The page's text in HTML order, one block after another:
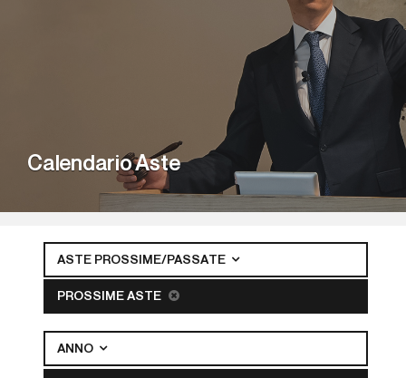
Calendario Aste
ASTE PROSSIME/PASSATE
PROSSIME ASTE
ANNO